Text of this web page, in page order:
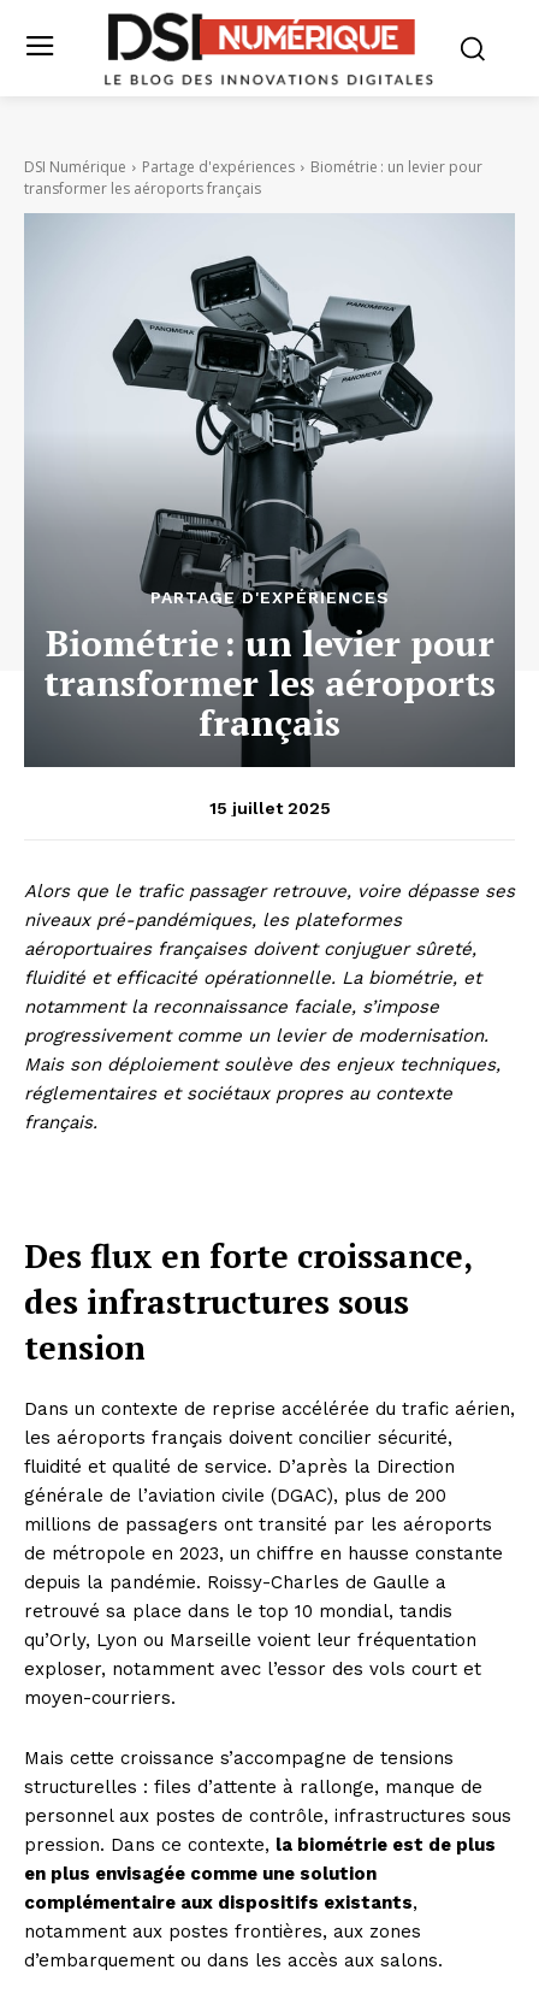
DSI Numérique Partage d'expériences
Biométrie : un levier pour
transformer les aéroports français
PARTAGE D'EXPÉRIENCES
Biométrie : un levier pour
transformer les aéroports
français
15 juillet 2025
Alors que le trafic passager retrouve, voire dépasse ses
niveaux pré-pandémiques, les plateformes
aéroportuaires françaises doivent conjuguer sûreté,
fluidité et efficacité opérationnelle. La biométrie, et
notamment la reconnaissance faciale, s’impose
progressivement comme un levier de modernisation.
Mais son déploiement soulève des enjeux techniques,
réglementaires et sociétaux propres au contexte
français.
Des flux en forte croissance,
des infrastructures sous
tension
Dans un contexte de reprise accélérée du trafic aérien,
les aéroports français doivent concilier sécurité,
fluidité et qualité de service. D’après la Direction
générale de l’aviation civile (DGAC), plus de 200
millions de passagers ont transité par les aéroports
de métropole en 2023, un chiffre en hausse constante
depuis la pandémie. Roissy-Charles de Gaulle a
retrouvé sa place dans le top 10 mondial, tandis
qu’Orly, Lyon ou Marseille voient leur fréquentation
exploser, notamment avec l’essor des vols court et
moyen-courriers.
Mais cette croissance s’accompagne de tensions
structurelles : files d’attente à rallonge, manque de
personnel aux postes de contrôle, infrastructures sous
pression. Dans ce contexte, la biométrie est de plus
en plus envisagée comme une solution
complémentaire aux dispositifs existants,
notamment aux postes frontières, aux zones
d’embarquement ou dans les accès aux salons.